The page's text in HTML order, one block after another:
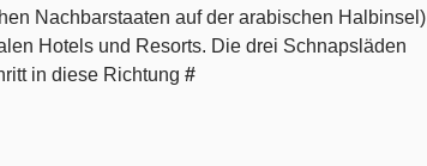
Nachbarstaaten auf der arabischen Halbinsel)
Hotels und Resorts. Die drei Schnapsläden
in diese Richtung #